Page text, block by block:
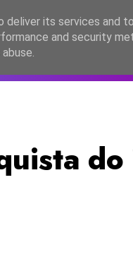
FC2026 EASC2026
do
its services and
and security